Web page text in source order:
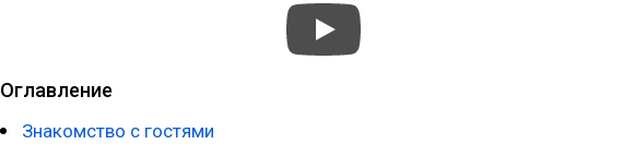
Оглавление
Знакомство с гостями